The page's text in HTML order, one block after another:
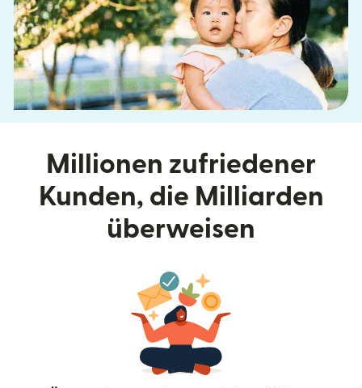
Millionen zufriedener
Kunden, die Milliarden
überweisen